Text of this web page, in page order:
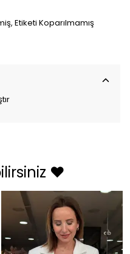
Etiketi Koparılmamış
❤️